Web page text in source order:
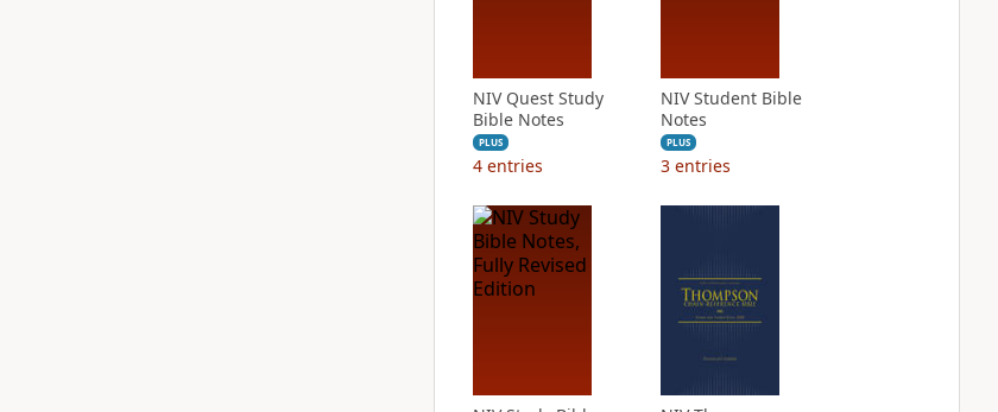
NIV Quest Study
Bible Notes
PLUS
4 entries
NIV Student Bible
Notes
PLUS
3 entries